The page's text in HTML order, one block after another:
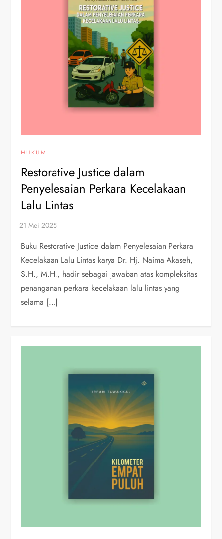
HUKUM
Restorative Justice dalam
Penyelesaian Perkara Kecelakaan
Lalu Lintas
Buku Restorative Justice dalam Penyelesaian Perkara
Kecelakaan Lalu Lintas karya Dr. Hj. Naima Akaseh,
S.H., M.H., hadir sebagai jawaban atas kompleksitas
penanganan perkara kecelakaan lalu lintas yang
selama […]